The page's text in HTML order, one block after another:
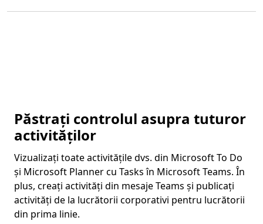
Păstrați controlul asupra tuturor
activităților
Vizualizați toate activitățile dvs. din Microsoft To Do
și Microsoft Planner cu Tasks în Microsoft Teams. În
plus, creați activități din mesaje Teams și publicați
activități de la lucrătorii corporativi pentru lucrătorii
din prima linie.